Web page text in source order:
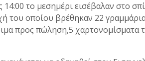
το μεσημέρι εισέβαλαν στο
του οποίου βρέθηκαν 22
προς πώληση,5 χαρτονομίσματα